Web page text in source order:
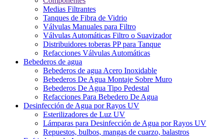
Medias Filtrantes
Tanques de Fibra de Vidrio
Válvulas Manuales para Filtro
Válvulas Automáticas Filtro o Suavizador
Distribuidores toberas PP para Tanque
Refacciones Válvulas Automáticas
Bebederos de agua
Bebederos de agua Acero Inoxidable
Bebederos De Agua Montaje Sobre Muro
Bebederos De Agua Tipo Pedestal
Refacciones Para Bebedero De Agua
Desinfección de Agua por Rayos UV
Esterilizadores de Luz UV
Lámparas para Desinfección de Agua por Rayos UV
Repuestos, bulbos, mangas de cuarzo, balastros